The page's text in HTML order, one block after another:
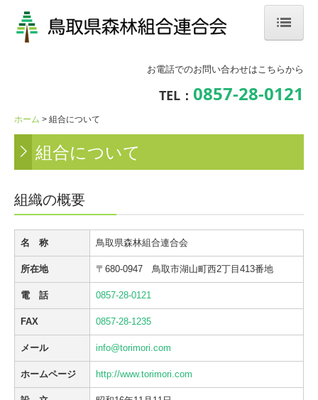
事業内容
(公財)鳥取県林業担い手育成財団
林業就業相談会・体験見学会・イベント
鳥取県内の森林組合・企業紹介
森林の仕事CHANNEL
過去の開催済みイベント
当財団について
各種お問い合わせ
鳥取県森林組合系統SDGs宣言
お電話でのお問い合わせはこちらから
TEL： 0857-28-0121
ホーム 組合について
組合について
組織の概要
名 称 鳥取県森林組合連合会
所在地 〒680-0947 鳥取市湖山町西2丁目413番地
電 話 0857-28-0121
FAX 0857-28-1235
メール info@torimori.com
ホームページ http://www.torimori.com